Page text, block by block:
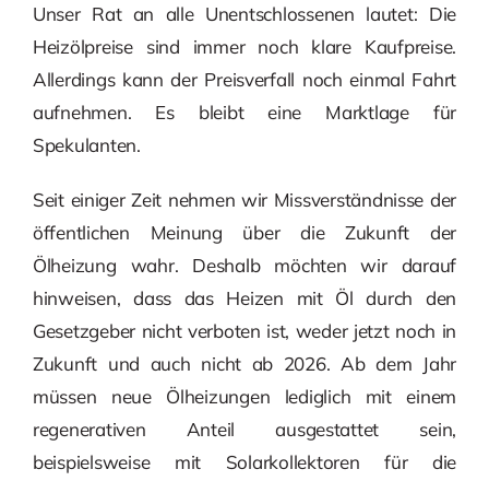
Unser Rat an alle Unentschlossenen lautet: Die
Heizölpreise sind immer noch klare Kaufpreise.
Allerdings kann der Preisverfall noch einmal Fahrt
aufnehmen. Es bleibt eine Marktlage für
Spekulanten.
Seit einiger Zeit nehmen wir Missverständnisse der
öffentlichen Meinung über die Zukunft der
Ölheizung wahr. Deshalb möchten wir darauf
hinweisen, dass das Heizen mit Öl durch den
Gesetzgeber nicht verboten ist, weder jetzt noch in
Zukunft und auch nicht ab 2026. Ab dem Jahr
müssen neue Ölheizungen lediglich mit einem
regenerativen Anteil ausgestattet sein,
beispielsweise mit Solarkollektoren für die